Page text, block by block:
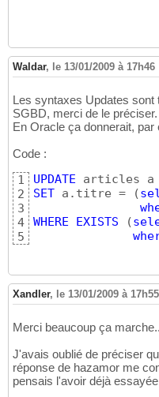
Waldar, le 13/01/2009 à 17h46
Les syntaxes Updates sont
SGBD, merci de le préciser.
En Oracle ça donnerait, par
Code :
1
2
3
4
5
UPDATE
SET a.titre = (
WHERE
EXISTS (
Xandler, le 13/01/2009 à 17h55
Merci beaucoup ça
J'avais oublié de préciser
réponse de hazamor me
pensais l'avoir déjà